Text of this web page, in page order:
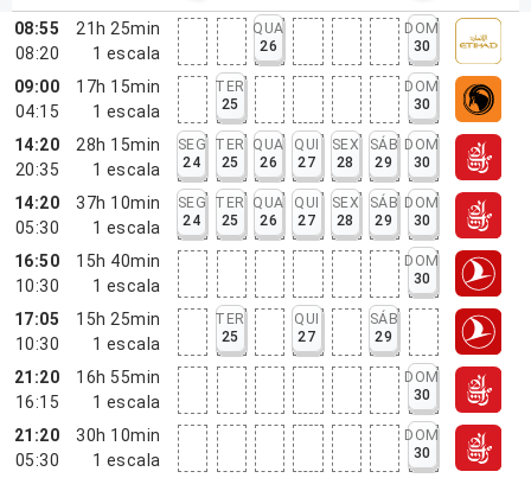
08:55
08:20
21h 25min
1 escala
QUA
26
DOM
30
09:00
04:15
17h 15min
1 escala
TER
25
DOM
30
14:20
20:35
28h 15min
1 escala
SEG
24
TER
25
QUA
26
QUI
27
SEX
28
SÁB
29
DOM
30
14:20
05:30
37h 10min
1 escala
SEG
24
TER
25
QUA
26
QUI
27
SEX
28
SÁB
29
DOM
30
16:50
10:30
15h 40min
1 escala
DOM
30
17:05
10:30
15h 25min
1 escala
TER
25
QUI
27
SÁB
29
21:20
16:15
16h 55min
1 escala
DOM
30
21:20
05:30
30h 10min
1 escala
DOM
30